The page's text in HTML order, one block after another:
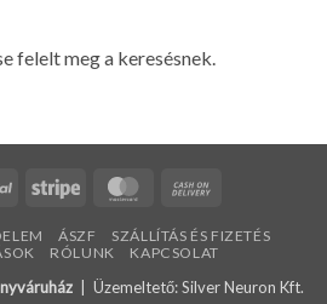
felelt meg a keresésnek.
PayPal Stripe MasterCard
Delivery
ÁSZF
SZÁLLÍTÁS ÉS FIZETÉS
RÓLUNK KAPCSOLAT
| Üzemeltető: Silver Neuron Kft.